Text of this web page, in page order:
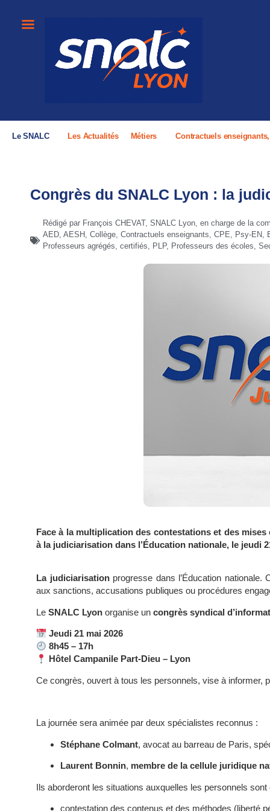
Le SNALC Les Actualités Métiers Contractuels
Congrès du SNALC Lyon : la
Rédigé par François CHEVAT, SNALC Lyon, en charge de la
AED, AESH , Collège, Contractuels enseignants, CPE, Psy-EN,
Professeurs agrégés, certifiés, PLP, Professeurs des écoles,
Face à la multiplication des contestations et des
à la judiciarisation dans l’Éducation nationale, le jeudi
La judiciarisationprogresse dans l’Éducation nationale.
aux sanctions, accusations publiques ou procédures
Le SNALC Lyon organise un congrès syndical
Jeudi 21 mai 2026
8h45 – 17h
Hôtel Campanile Part-Dieu – Lyon
Ce congrès, ouvert à tous les personnels, vise à informer,
La journée sera animée par deux spécialistes reconnus :
Stéphane Colmant, avocat au barreau de Paris,
Laurent Bonnin, membre de la cellule juridique
Ils aborderont les situations auxquelles les personnels
contestation des contenus et des méthodes (liberté